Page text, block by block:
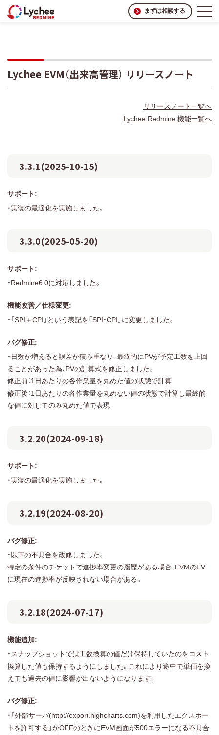
まずは相談する
Lychee EVM（出来高管理） リリースノート
リリースノート一覧へ
Lychee Redmine 機能一覧へ
3.3.1(2025-10-15)
サポート:
・実装の最適化を実施しました。
3.3.0(2025-05-20)
サポート:
・Redmine6.0に対応しました。
機能改善／仕様変更:
・「SPI＋CPI」という表記を「SPI・CPI」に変更しました。
バグ修正:
・日数が増えると誤差が積み重なり、最終的にPVが予定工数を上回
ることがあった為、PVの計算式を修正しました。
修正前：1日あたりの各作業量を丸めた値の状態で計算
修正後：1日あたりの各作業量を丸めない値の状態で計算し最終的
な値に対してのみ丸めた値で表現
3.2.20(2024-09-18)
サポート:
・実装の最適化を実施しました。
3.2.19(2024-08-20)
バグ修正:
・以下の不具合を改修しました。
特定の条件のチケットで進捗率変更の履歴がある場合、EVMのEV
に現在の進捗率が反映されない場合がある。
3.2.18(2024-07-17)
機能追加:
・スナップショットでは工数換算の値だけ保持していたのをコスト
換算した値も保持するようにしました。これにより途中で単価を換
えても過去の値に影響が出ないようになります。
バグ修正:
・「外部サーバ(http://export.highcharts.com)を利用したエクスポー
トを許可する」がOFFのときにEVM画面が500エラーになる不具合